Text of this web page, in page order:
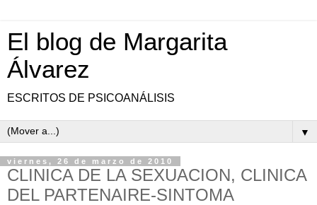
El blog de Margarita
Álvarez
ESCRITOS DE PSICOANÁLISIS
▼
viernes, 26 de marzo de 2010
CLINICA DE LA SEXUACION, CLINICA
DEL PARTENAIRE-SINTOMA